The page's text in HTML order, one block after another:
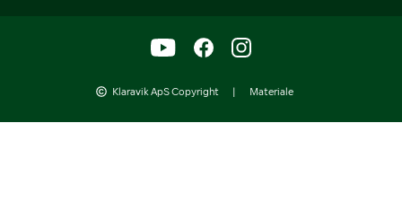
Klaravik ApS Copyright | Materiale